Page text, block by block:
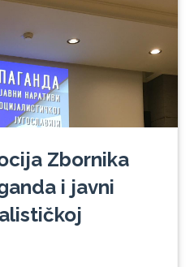
Zbornika
i javni